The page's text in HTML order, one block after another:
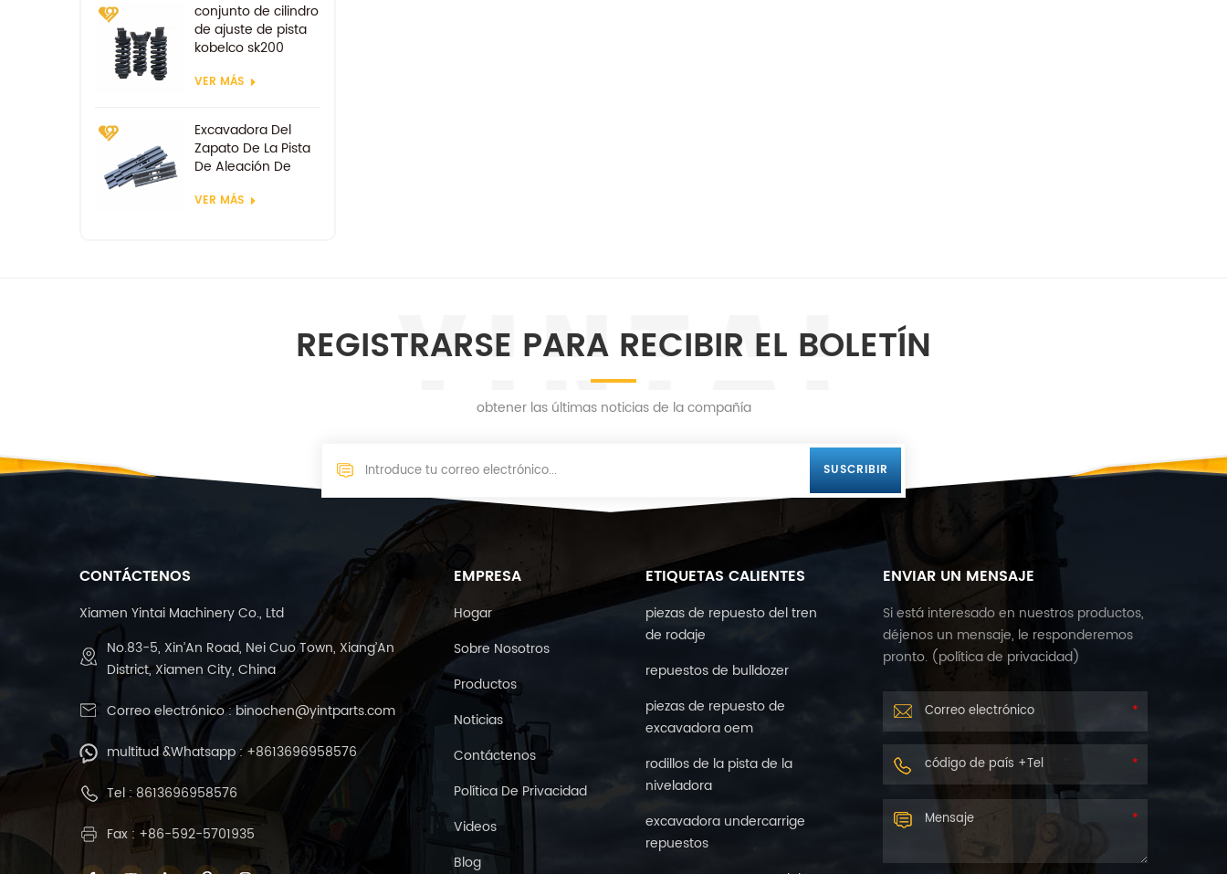
conjunto de cilindro
de ajuste de pista
kobelco sk200
VER MÁS
Excavadora Del
Zapato De La Pista
De Aleación De
Zapatas
VER MÁS
REGISTRARSE PARA RECIBIR EL BOLETÍN
obtener las últimas noticias de la compañía
CONTÁCTENOS
Xiamen Yintai Machinery Co., Ltd
No.83-5, Xin’An Road, Nei Cuo Town, Xiang’An
District, Xiamen City, China
Correo electrónico :binochen@yintparts.com
multitud &Whatsapp :+8613696958576
Tel :8613696958576
Fax : +86-592-5701935
EMPRESA
Hogar
Sobre Nosotros
Productos
Noticias
Contáctenos
Política De Privacidad
Videos
Blog
ETIQUETAS CALIENTES
piezas de repuesto del tren
de rodaje
repuestos de bulldozer
piezas de repuesto de
excavadora oem
rodillos de la pista de la
niveladora
excavadora undercarrige
repuestos
ENVIAR UN MENSAJE
Si está interesado en nuestros productos,
déjenos un mensaje, le responderemos
pronto. (política de privacidad)